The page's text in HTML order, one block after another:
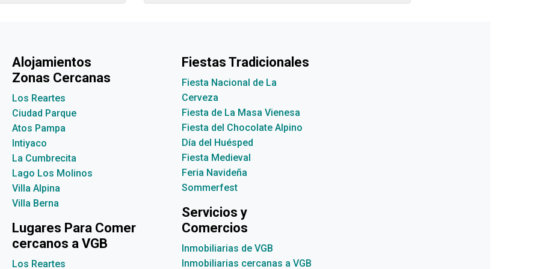
Alojamientos
Zonas Cercanas
Los Reartes
Ciudad Parque
Atos Pampa
Intiyaco
La Cumbrecita
Lago Los Molinos
Villa Alpina
Villa Berna
Lugares Para Comer
cercanos a VGB
Los Reartes
Fiestas Tradicionales
Fiesta Nacional de La
Cerveza
Fiesta de La Masa Vienesa
Fiesta del Chocolate Alpino
Día del Huésped
Fiesta Medieval
Feria Navideña
Sommerfest
Servicios y
Comercios
Inmobiliarias de VGB
Inmobiliarias cercanas a VGB